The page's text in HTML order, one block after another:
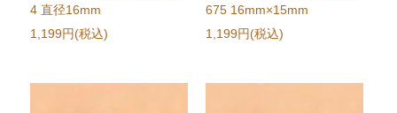
4 直径16mm
1,199円(税込)
675 16mm×15mm
1,199円(税込)